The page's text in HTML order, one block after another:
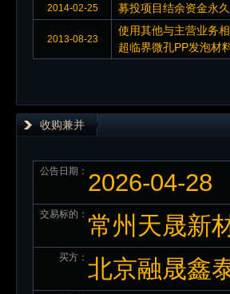
2014-02-25 募投项目结余资金永
2013-08-23
使用其他与主营业务
超临界微孔PP发泡材
收购兼并
公告日期： 2026-04-28
交易标的： 常州天晟新
买方： 北京融晟鑫